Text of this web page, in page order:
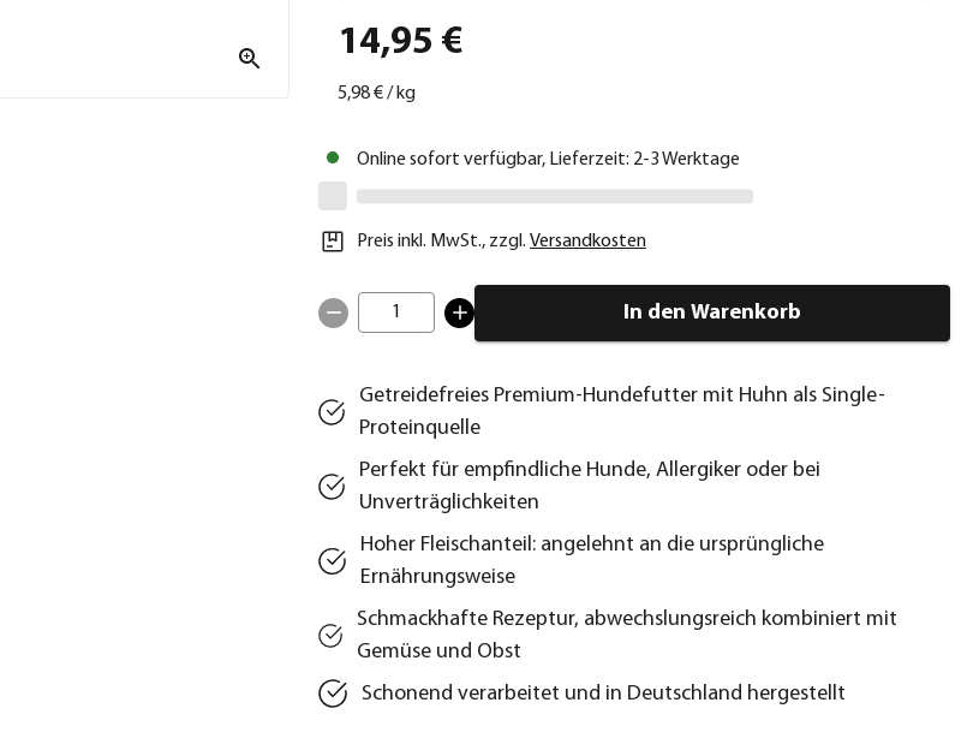
14,95 €
5,98 €/ kg
Online sofort verfügbar, Lieferzeit: 2-3 Werktage
Preis inkl. MwSt., zzgl. Versandkosten
1 In den Warenkorb
Getreidefreies Premium-Hundefutter mit Huhn als Single-
Proteinquelle
Perfekt für empfindliche Hunde, Allergiker oder bei
Unverträglichkeiten
Hoher Fleischanteil: angelehnt an die ursprüngliche
Ernährungsweise
Schmackhafte Rezeptur, abwechslungsreich kombiniert mit
Gemüse und Obst
Schonend verarbeitet und in Deutschland hergestellt